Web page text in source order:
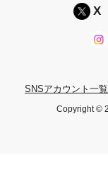
X
SNSアカウント一覧
Copyright ©